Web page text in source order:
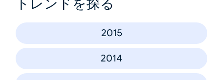
トレンドを探る
2015
2014